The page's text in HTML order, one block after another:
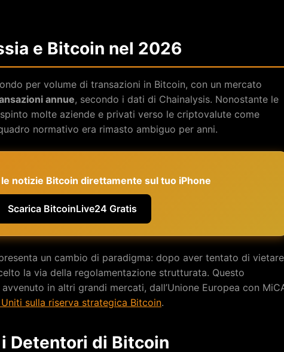
e Bitcoin nel 2026
per volume di transazioni in Bitcoin, con un mercato
annue, secondo i dati di Chainalysis. Nonostante le
molte aziende e privati verso le criptovalute come
normativo era rimasto ambiguo per anni.
le notizie Bitcoin direttamente sul tuo iPhone
Scarica BitcoinLive24 Gratis
un cambio di paradigma: dopo aver tentato di vietare
la via della regolamentazione strutturata. Questo
in altri grandi mercati, dall’Unione Europea con
sulla riserva strategica Bitcoin.
Detentori di Bitcoin